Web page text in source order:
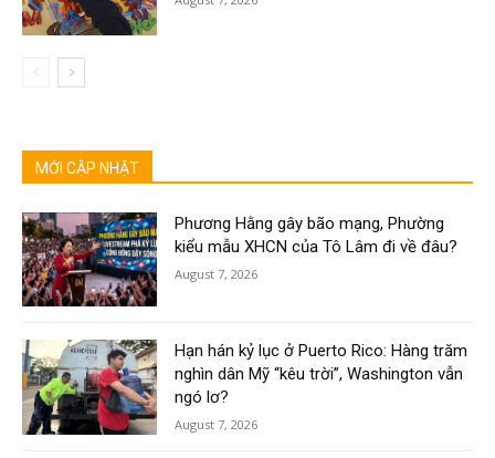
MỚI CẬP NHẬT
Phương Hằng gây bão mạng, Phường
kiểu mẫu XHCN của Tô Lâm đi về đâu?
August 7, 2026
Hạn hán kỷ lục ở Puerto Rico: Hàng trăm
nghìn dân Mỹ “kêu trời”, Washington vẫn
ngó lơ?
August 7, 2026